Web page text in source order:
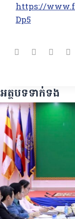
https://
Dp5
អត្ថបទទាក់ទង